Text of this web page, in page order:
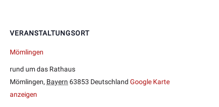
VERANSTALTUNGSORT
Mömlingen
rund um das Rathaus
Mömlingen, Bayern 63853 Deutschland Google Karte
anzeigen